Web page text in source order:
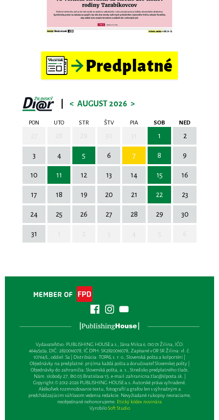
< AUGUST 2026 >
PON UTO STR ŠTV PIA SOB NED
1 2
3 4 5 6 7 8 9
10 11 12 13 14 15 16
17 18 19 20 21 22 23
24 25 26 27 28 29 30
31
Vydavateľsťvo: PUBLISHING HOUSE a.s., Jána Milca 6, 010 01 Žilina, IČO:
46495959, DIČ: 2820016078, IČ DPH: SK2820016078, Zapísané v OR SR Žilina: vl. č.
10764/L, oddiel: Sa | Distribúcia: TOPAS, s. r. o., Slovenská pošta a kolportéri |
Objednávky na predplatné: prijíma každá pošta a doručovateľ Slovenskej pošty |
Objednávky do zahraničia: Slovenská pošta, a. s., Stredisko predplatného tlače,
Nám. slobody 27, 810 05 Bratislava 15, e-mail:zahranicna.tlac@slposta.sk. |
Copyright © 2012-2026 PUBLISHING HOUSE a.s. Autorské práva vyhradené.
Akékoľvek rozmnožovanie textu, fotografií a grafov len s výhradným a
predchádzajúcim súhlasom vedenia redakcie. Nevyžiadané rukopisy nevraciame,
neobjednané nehonorujeme. Etický kódex novinára
VyrobiloSoft Studio